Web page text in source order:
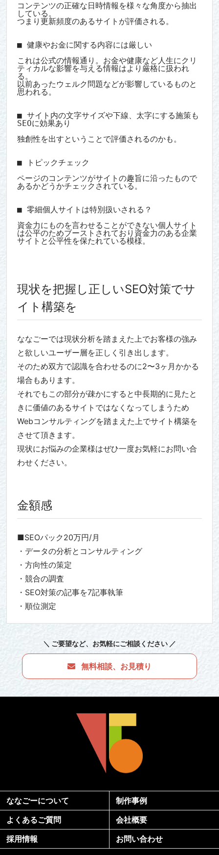
コンテンツの正確な日時情報を様々な角度から抽出
している。
つまり更新頻度のあるサイトが評価される。
■ 健康やお金に関する内容には厳しい
これは公式の情報通り。お金や健康など人生にクリ
ティカルな影響を与える情報はより厳格に扱われ
る。
以前あったウェルク問題などが影響しているものと
思われる。
■ サイト内の文字サイズや下線、太字にする施策も
SEOに効果あり
独創性を出すということで評価されるのかも。
■ トピックチェック
ページのコンテンツがサイトの趣旨に沿ったもので
あるかどうかチェックされている。
■ 零細個人サイトは特別扱いされる？
資金力にものを言わせることができない個人サイト
は公平のためブーストされており資金力のある企業
サイトと公平性を保たれている模様。
現状を把握し正しいSEO対策でサ
イト構築を
ななごーでは現状分析を踏まえた上でお客様の強み
と欲しいユーザー層を正しく引き出します。
そのため双方で認識を合わせるのに2〜3ヶ月かかる
場合もあります。
それでもこの部分が疎かにすると中長期的に見たと
きに価値のあるサイトではなくなってしまうため
Webコンサルティングを踏まえた上でサイト構築を
させて頂きます。
現状にお悩みの企業様はぜひ一度お気軽にお問い合
わせください。
金額感
■SEOパック20万円/月
・データの分析とコンサルティング
・方向性の策定
・競合の調査
・SEO対策の記事を7記事執筆
・順位測定
＼ ご要望など、お気軽にご相談ください ／
無料相談、お見積り
ななごーについて
制作事例
よくあるご質問
会社概要
採用情報
お問い合わせ